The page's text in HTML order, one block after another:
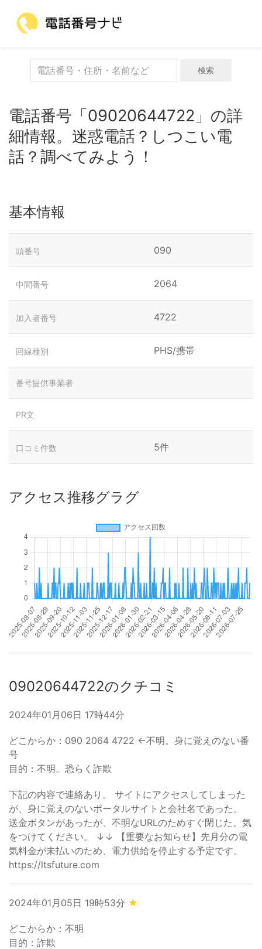
検索
電話番号「09020644722」の詳
細情報。迷惑電話？しつこい電
話？調べてみよう！
基本情報
頭番号 090
中間番号 2064
加入者番号 4722
回線種別 PHS/携帯
番号提供事業者
PR文
口コミ件数 5件
アクセス推移グラグ
09020644722のクチコミ
2024年01月06日 17時44分
どこからか：090 2064 4722 ←不明。身に覚えのない番
号
目的：不明。恐らく詐欺
下記の内容で連絡あり。 サイトにアクセスしてしまった
が、身に覚えのないポータルサイトと会社名であった。
送金ボタンがあったが、不明なURLのためすぐ閉じた。気
をつけてください。 ↓↓ 【重要なお知らせ】先月分の電
気料金が未払いのため、電力供給を停止する予定です。
https://ltsfuture.com
2024年01月05日 19時53分 ★
どこからか：不明
目的：詐欺